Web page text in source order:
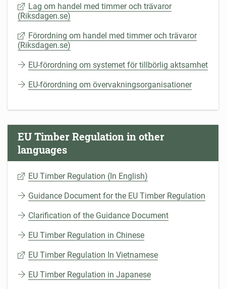
Lag om handel med timmer och trävaror
(Riksdagen.se)
Förordning om handel med timmer och trävaror
(Riksdagen.se)
EU-förordning om systemet för tillbörlig aktsamhet
EU-förordning om övervakningsorganisationer
EU Timber Regulation in other
languages
EU Timber Regulation (In English)
Guidance Document for the EU Timber Regulation
Clarification of the Guidance Document
EU Timber Regulation in Chinese
EU Timber Regulation In Vietnamese
EU Timber Regulation in Japanese